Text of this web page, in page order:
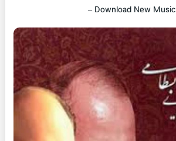
Download New Music
–